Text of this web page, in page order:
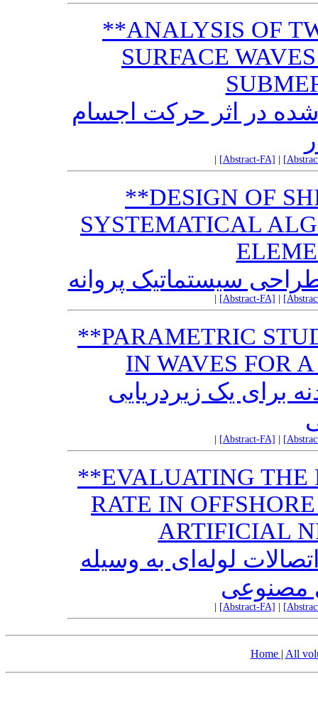
**ANALYSIS OF
SURFACE
در اثر حرکت اجسام
[Abstract-FA]
**DESIGN OF
SYSTEMATICAL
سیستماتیک پروانه
[Abstract-FA]
**PARAMETRIC
IN WAVES FOR
برای یک زیردریایی
[Abstract-FA]
**EVALUATING THE
RATE IN
ARTIFICIAL
لوله‌ای به وسیله
مصنوعی
[Abstract-FA]
Home | All